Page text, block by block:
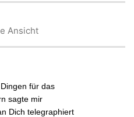
Ansicht
für das
sagte mir
Dich telegraphiert